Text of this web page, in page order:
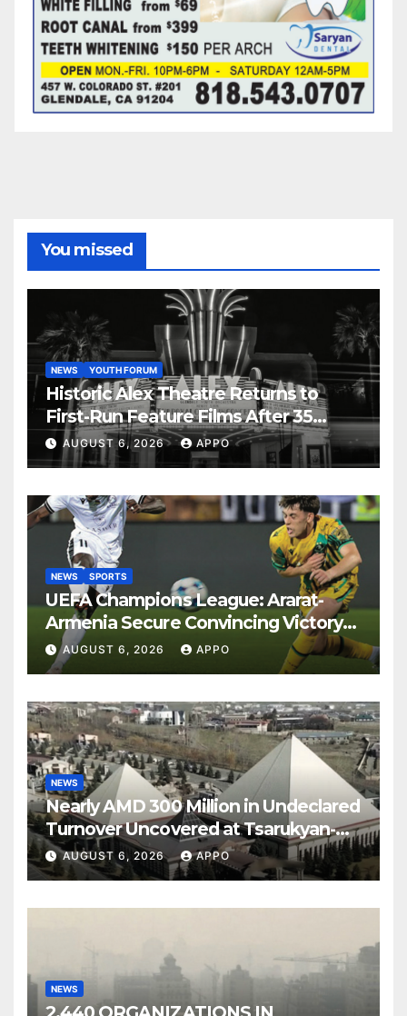
You missed
NEWS YOUTH FORUM
Historic Alex Theatre Returns to
First-Run Feature Films After 35
Years
AUGUST 6, 2026 APPO
NEWS SPORTS
UEFA Champions League: Ararat-
Armenia Secure Convincing Victory
Over Shamrock Rovers 2-0
AUGUST 6, 2026 APPO
NEWS
Nearly AMD 300 Million in Undeclared
Turnover Uncovered at Tsarukyan-
Owned Entertainment Center
AUGUST 6, 2026 APPO
NEWS